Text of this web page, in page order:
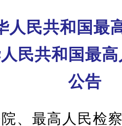
人民共和国最
民共和国最
公告
院、最高人民检